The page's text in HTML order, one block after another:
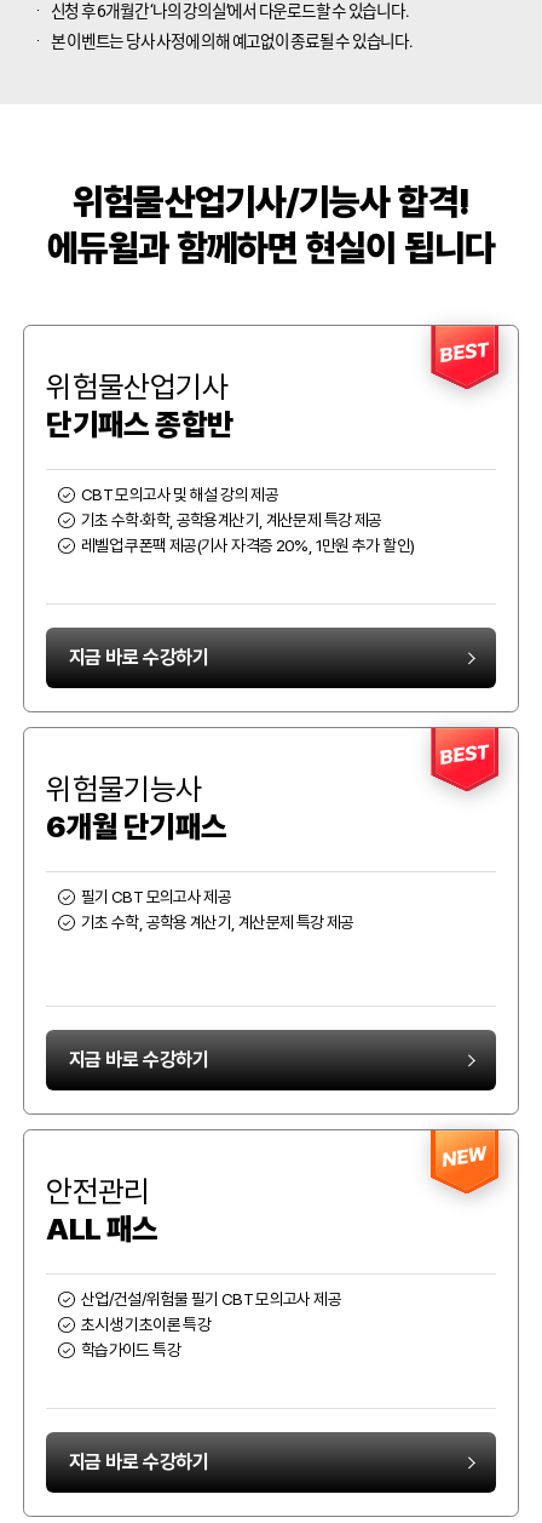
신청 후 6개월간 ‘나의 강의실’에서 다운로드할 수 있습니다.
본 이벤트는 당사 사정에 의해 예고없이 종료될 수 있습니다.
위험물산업기사/기능사 합격!
에듀윌과 함께하면 현실이 됩니다
BEST
위험물산업기사
단기패스 종합반
CBT 모의고사 및 해설 강의 제공
기초 수학·화학, 공학용계산기, 계산문제 특강 제공
레벨업 쿠폰팩 제공(기사 자격증 20%, 1만원 추가 할인)
지금 바로 수강하기
BEST
위험물기능사
6개월 단기패스
필기 CBT 모의고사 제공
기초 수학, 공학용 계산기, 계산문제 특강 제공
지금 바로 수강하기
NEW
안전관리
ALL 패스
산업/건설/위험물 필기 CBT 모의고사 제공
초시생 기초이론 특강
학습가이드 특강
지금 바로 수강하기